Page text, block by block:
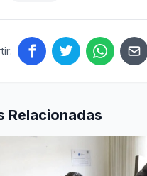
Relacionadas